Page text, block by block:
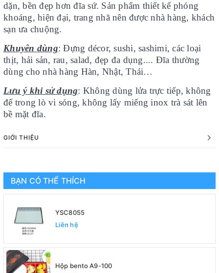
dặn, bền đẹp hơn đĩa sứ. Sản phẩm thiết kế phóng
khoáng, hiện đại, trang nhã nên được nhà hàng, khách
sạn ưa chuộng.
Khuyên dùng: Đựng décor, sushi, sashimi, các loại
thịt, hải sản, rau, salad, đẹp đa dụng.... Đĩa thường
dùng cho nhà hàng Hàn, Nhật, Thái…
Lưu ý khi sử dụng: Không dùng lửa trực tiếp, không
để trong lò vi sóng, không lấy miếng inox trà sát lên
bề mặt đĩa.
GIỚI THIỆU
BẠN CÓ THỂ THÍCH
YSC8055
Liên hệ
Hộp bento A9-100